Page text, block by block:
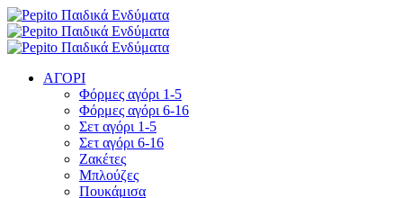
ΑΓΟΡΙ
Φόρμες αγόρι 1-5
Φόρμες αγόρι 6-16
Σετ αγόρι 1-5
Σετ αγόρι 6-16
Ζακέτες
Μπλούζες
Πουκάμισα